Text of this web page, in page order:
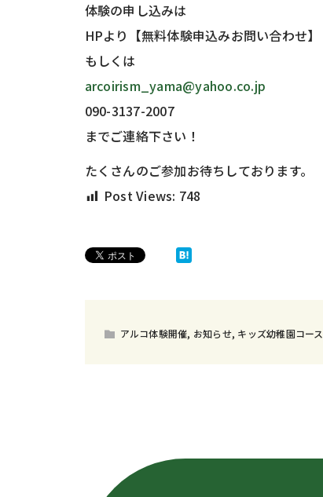
体験の申し込みは
HPより【無料体験申込みお問い合わせ】
もしくは
arcoirism_yama@yahoo.co.jp
090-3137-2007
までご連絡下さい！
たくさんのご参加お待ちしております。
Post Views: 748
アルコ体験開催, お知らせ, キッズ幼稚園コース